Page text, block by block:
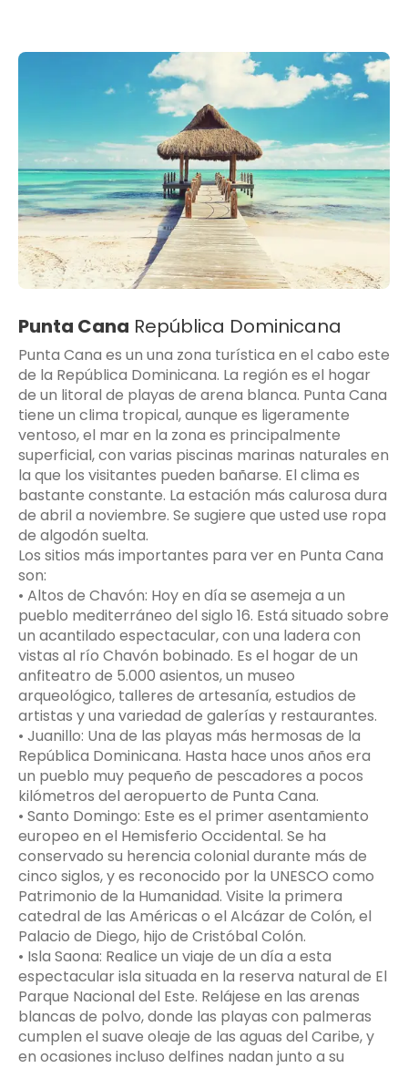
Punta Cana República Dominicana
Punta Cana es un una zona turística en el cabo este
de la República Dominicana. La región es el hogar
de un litoral de playas de arena blanca. Punta Cana
tiene un clima tropical, aunque es ligeramente
ventoso, el mar en la zona es principalmente
superficial, con varias piscinas marinas naturales en
la que los visitantes pueden bañarse. El clima es
bastante constante. La estación más calurosa dura
de abril a noviembre. Se sugiere que usted use ropa
de algodón suelta.
Los sitios más importantes para ver en Punta Cana
son:
• Altos de Chavón: Hoy en día se asemeja a un
pueblo mediterráneo del siglo 16. Está situado sobre
un acantilado espectacular, con una ladera con
vistas al río Chavón bobinado. Es el hogar de un
anfiteatro de 5.000 asientos, un museo
arqueológico, talleres de artesanía, estudios de
artistas y una variedad de galerías y restaurantes.
• Juanillo: Una de las playas más hermosas de la
República Dominicana. Hasta hace unos años era
un pueblo muy pequeño de pescadores a pocos
kilómetros del aeropuerto de Punta Cana.
• Santo Domingo: Este es el primer asentamiento
europeo en el Hemisferio Occidental. Se ha
conservado su herencia colonial durante más de
cinco siglos, y es reconocido por la UNESCO como
Patrimonio de la Humanidad. Visite la primera
catedral de las Américas o el Alcázar de Colón, el
Palacio de Diego, hijo de Cristóbal Colón.
• Isla Saona: Realice un viaje de un día a esta
espectacular isla situada en la reserva natural de El
Parque Nacional del Este. Relájese en las arenas
blancas de polvo, donde las playas con palmeras
cumplen el suave oleaje de las aguas del Caribe, y
en ocasiones incluso delfines nadan junto a su